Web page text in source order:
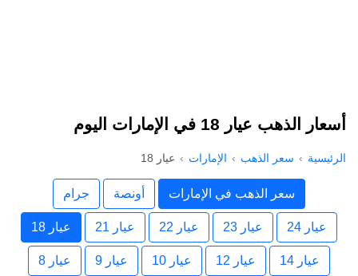
أسعار الذهب عيار 18 في الإمارات اليوم
الرئيسية سعر الذهب الإمارات عيار 18
سعر الذهب في الإمارات أونصة جرام
عيار 24 عيار 23 عيار 22 عيار 21 عيار 18
عيار 14 عيار 12 عيار 10 عيار 9 عيار 8